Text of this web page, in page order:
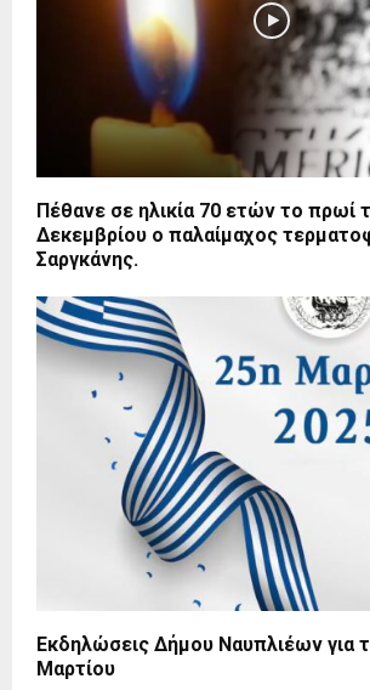
Πέθανε σε ηλικία 70 ετών το πρωί
Δεκεμβρίου ο παλαίμαχος
Σαργκάνης.
Εκδηλώσεις Δήμου Ναυπλιέων για
Μαρτίου